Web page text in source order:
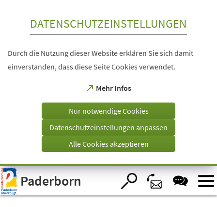
Visuelle
Assistenzsoftware
öffnen.
DATENSCHUTZEINSTELLUNGEN
Durch die Nutzung dieser Website erklären Sie sich damit
einverstanden, dass diese Seite Cookies verwendet.
Mehr Infos
(Öffnet
einem
Tab)
Nur notwendige Cookies
Datenschutzeinstellungen anpassen
Alle Cookies akzeptieren
Paderborn